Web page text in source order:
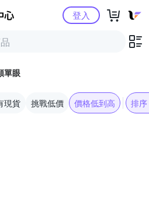
Yahoo購物中心登入
單眼
現貨 挑戰低價 價格低到高 排序